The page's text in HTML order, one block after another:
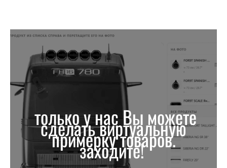
только у нас Вы можете
сделать виртуальную
примерку товаров.
заходите!